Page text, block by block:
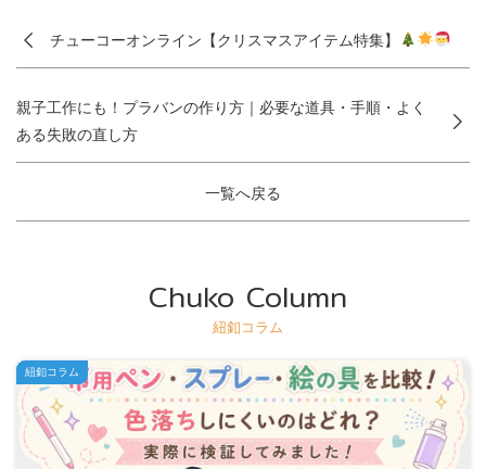
チューコーオンライン【クリスマスアイテム特集】
一覧へ戻る
親子工作にも！プラバンの作り方｜必要な道具・手順・よく
ある失敗の直し方
Chuko Column
紐釦コラム
紐釦コラム